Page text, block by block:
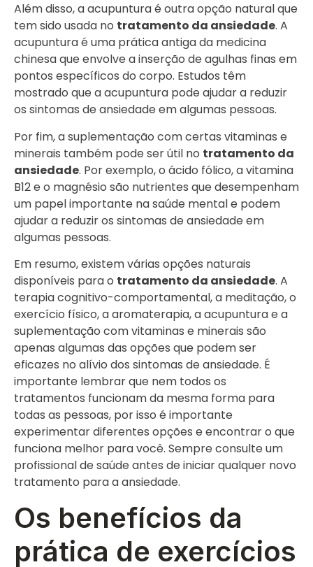
Além disso, a acupuntura é outra opção natural que
tem sido usada no tratamento da ansiedade. A
acupuntura é uma prática antiga da medicina
chinesa que envolve a inserção de agulhas finas em
pontos específicos do corpo. Estudos têm
mostrado que a acupuntura pode ajudar a reduzir
os sintomas de ansiedade em algumas pessoas.
Por fim, a suplementação com certas vitaminas e
minerais também pode ser útil no tratamento da
ansiedade. Por exemplo, o ácido fólico, a vitamina
B12 e o magnésio são nutrientes que desempenham
um papel importante na saúde mental e podem
ajudar a reduzir os sintomas de ansiedade em
algumas pessoas.
Em resumo, existem várias opções naturais
disponíveis para o tratamento da ansiedade. A
terapia cognitivo-comportamental, a meditação, o
exercício físico, a aromaterapia, a acupuntura e a
suplementação com vitaminas e minerais são
apenas algumas das opções que podem ser
eficazes no alívio dos sintomas de ansiedade. É
importante lembrar que nem todos os
tratamentos funcionam da mesma forma para
todas as pessoas, por isso é importante
experimentar diferentes opções e encontrar o que
funciona melhor para você. Sempre consulte um
profissional de saúde antes de iniciar qualquer novo
tratamento para a ansiedade.
Os benefícios da
prática de exercícios